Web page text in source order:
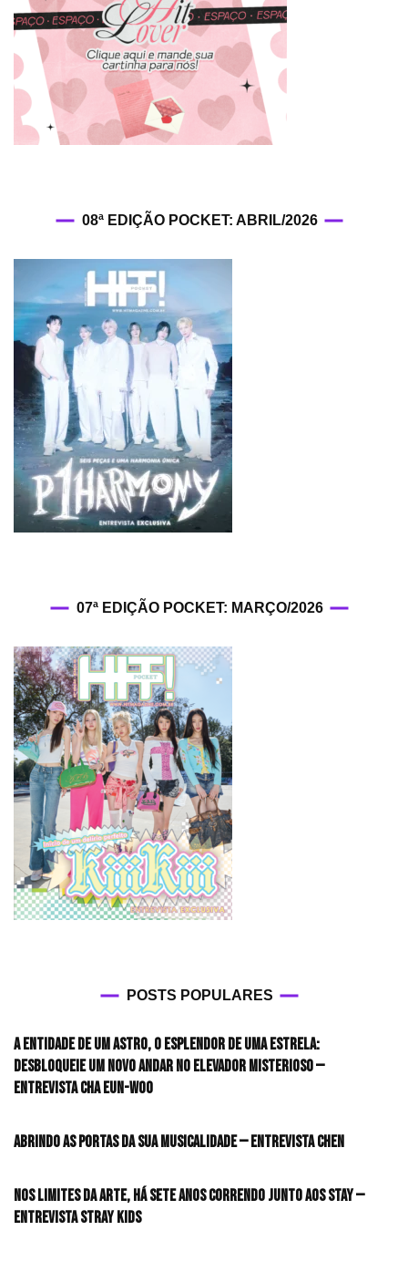
08ª EDIÇÃO POCKET: ABRIL/2026
07ª EDIÇÃO POCKET: MARÇO/2026
POSTS POPULARES
A entidade de um astro, o esplendor de uma estrela:
desbloqueie um novo andar no elevador misterioso —
Entrevista CHA EUN-WOO
Abrindo as portas da sua musicalidade — Entrevista CHEN
Nos limites da arte, há sete anos correndo junto aos STAY —
Entrevista Stray Kids